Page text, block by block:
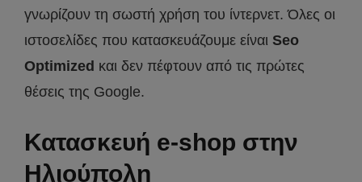
γνωρίζουν τη σωστή χρήση του ίντερνετ. Όλες οι
ιστοσελίδες που κατασκευάζουμε είναι Seo
Optimized και δεν πέφτουν από τις πρώτες
θέσεις της Google.
Κατασκευή e-shop στην
Ηλιούπολη